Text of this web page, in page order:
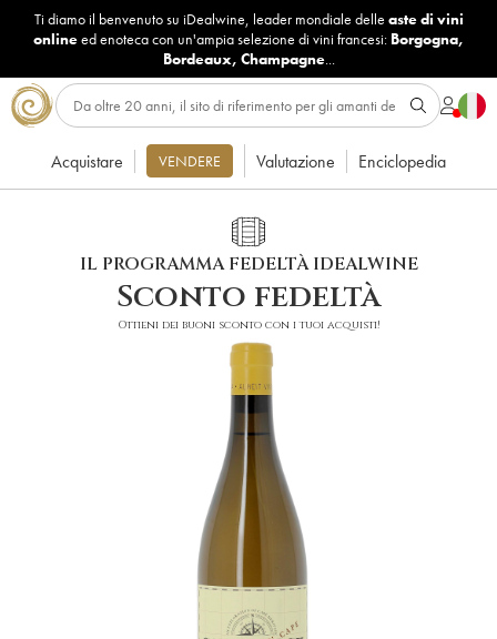
Ti diamo il benvenuto su iDealwine, leader mondiale delle aste di vini
onlineed enoteca con un'ampia selezione di vini francesi: Borgogna,
Bordeaux, Champagne...
Acquistare VENDERE Valutazione Enciclopedia
IL PROGRAMMA FEDELTÀ IDEALWINE
Sconto fedeltà
Ottieni dei buoni sconto con i tuoi acquisti!